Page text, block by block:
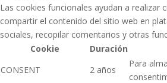
Las cookies funcionales ayudan a realizar
compartir el contenido del sitio web en
sociales, recopilar comentarios y otras
Cookie
Duración
CONSENT
2 años
Para